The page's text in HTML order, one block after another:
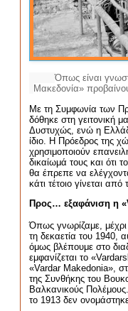
Όπως είναι
Μακεδονία»
Με τη Συμφωνία των
δόθηκε στη γειτονική
Δυστυχώς, ενώ η
ίδιο. Η Πρόεδρος της
χρησιμοποιούν
δικαίωμά τους και ότι
θα έπρεπε να
κάτι τέτοιο γίνεται
Προς… εξαφάνιση η «
Όπως γνωρίζαμε, μέχρι
τη δεκαετία του 1940,
όμως βλέπουμε στο
εμφανίζεται το «
«Vardar Makedonia»,
της Συνθήκης του
Βαλκανικούς
το 1913 δεν